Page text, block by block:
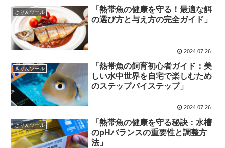
きりんツール
「熱帯魚の健康を守る！最適な餌
の選び方と与え方の完全ガイド」
2024.07.26
きりんツール
「熱帯魚の飼育初心者ガイド：美
しい水中世界を自宅で楽しむため
のステップバイステップ」
2024.07.26
きりんツール
「熱帯魚の健康を守る秘訣：水槽
のpHバランスの重要性と調整方
法」